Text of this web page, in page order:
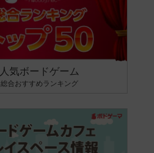
人気ボードゲーム
総合おすすめランキング